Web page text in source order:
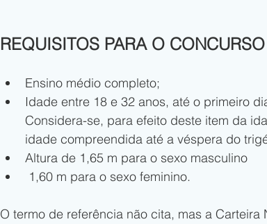
REQUISITOS PARA O
Ensino médio completo;
Idade entre 18 e 32 anos, até o primeiro
Considera-se, para efeito deste item da
idade compreendida até a véspera do
Altura de 1,65 m para o sexo masculino
1,60 m para o sexo feminino.
O termo de referência não cita, mas a